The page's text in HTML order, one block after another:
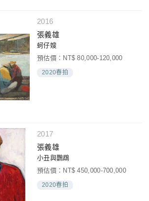
2016
張義雄
蚵仔嫂
預估價：NT$ 80,000-120,000
2020春拍
2017
張義雄
小丑與鸚鵡
預估價：NT$ 450,000-700,000
2020春拍